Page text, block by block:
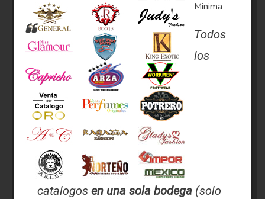
Minima
Todos
los
catalogosen una sola bodega (solo